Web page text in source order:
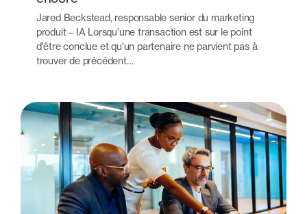
Jared Beckstead, responsable senior du marketing
produit – IA Lorsqu'une transaction est sur le point
d'être conclue et qu'un partenaire ne parvient pas à
trouver de précédent…